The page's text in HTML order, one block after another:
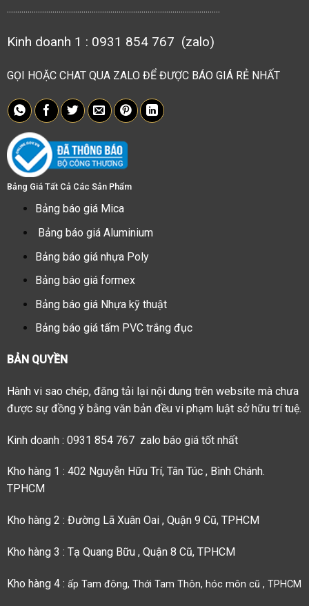
.......................................................................................................
Kinh doanh 1 : 0931 854 767 (zalo)
GỌI HOẶC CHAT QUA ZALO ĐỂ ĐƯỢC BÁO GIÁ RẺ NHẤT
Bảng Giá Tất Cả Các Sản Phẩm
Bảng báo giá Mica
Bảng báo giá Aluminium
Bảng báo giá nhựa Poly
Bảng báo giá formex
Bảng báo giá Nhựa kỹ thuật
Bảng báo giá tấm PVC trắng đục
BẢN QUYỀN
Hành vi sao chép, đăng tải lại nội dung trên website mà chưa
được sự đồng ý bằng văn bản đều vi phạm luật sở hữu trí tuệ.
Kinh doanh : 0931 854 767 zalo báo giá tốt nhất
Kho hàng 1 : 402 Nguyễn Hữu Trí, Tân Túc , Bình Chánh.
TPHCM
Kho hàng 2 : Đường Lã Xuân Oai , Quận 9 Cũ, TPHCM
Kho hàng 3 : Tạ Quang Bữu , Quận 8 Cũ, TPHCM
Kho hàng 4 : ấp Tam đông, Thới Tam Thôn, hóc môn cũ , TPHCM